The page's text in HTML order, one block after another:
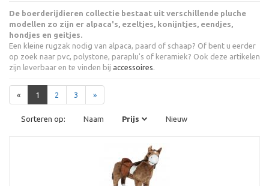
De boerderijdieren collectie bestaat uit verschillende pluche
modellen zo zijn er alpaca's, ezeltjes, konijntjes, eendjes,
hondjes en geitjes.
Een kleine rugzak nodig van alpaca, paard of schaap? Of bent u eerder
op zoek naar pvc, polystone, paraplu's of keramiek? Ook deze artikelen
zijn leverbaar en te vinden bij accessoires.
« 1 2 3 »
Sorteren op: Naam Prijs Nieuw